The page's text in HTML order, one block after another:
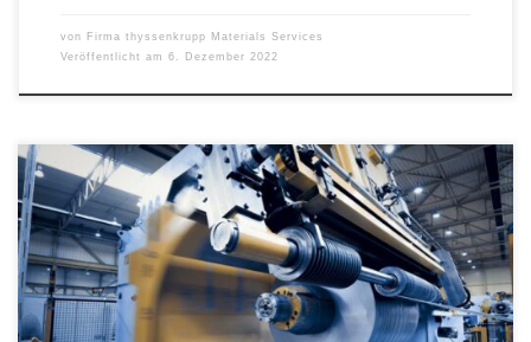
von Firma thyssenkrupp Materials Services
Veröffentlicht am 6. Dezember 2022
Zeitersparnis und die Reduzierung von Fehlerquoten in den
Produktionsabläufen sowie Geschäftsprozessen: Aspekte, die für
Kunden bei den sich dynamisch ändernden Rahmenbedingungen
immer wichtiger werden. Schneller und kompakter
Informationsaustausch ist wesentlich für den reibungslosen Ablauf
von Geschäftsprozessen und spart gleichermaßen Ressourcen an